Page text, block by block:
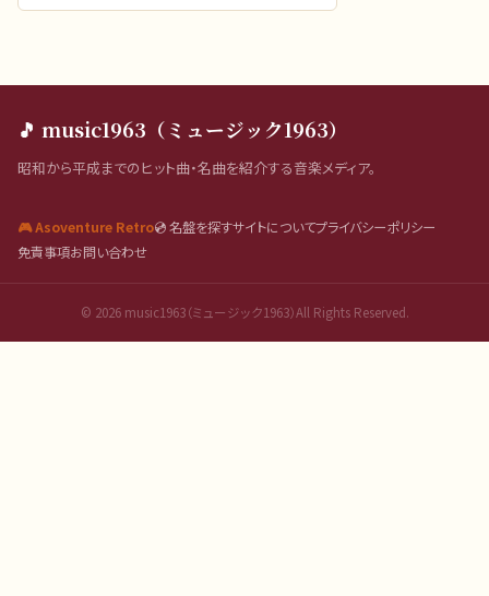
🎵 music1963（ミュージック1963）
昭和から平成までのヒット曲・名曲を紹介する音楽メディア。
🎮 Asoventure Retro💿 名盤を探すサイトについてプライバシーポリシー
免責事項お問い合わせ
© 2026music1963（ミュージック1963）All Rights Reserved.